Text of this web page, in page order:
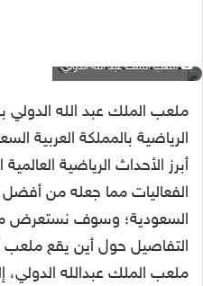
ملعب الملك عبد الله الدولي
ملعب الملك عبد الله
الرياضية بالمملكة العربية
أبرز الأحداث الرياضية
الفعاليات مما جعله من أفضل
السعودية؛ وسوف نستعرض
التفاصيل حول أين يقع
ملعب الملك عبدالله الدولي،